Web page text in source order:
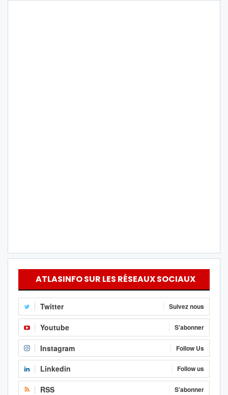
ATLASINFO SUR LES RÉSEAUX SOCIAUX
Twitter Suivez nous
Youtube S'abonner
Instagram Follow Us
Linkedin Follow us
RSS S'abonner